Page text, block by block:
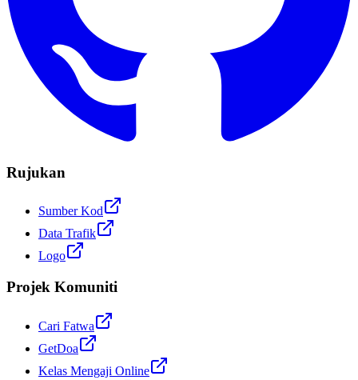
Rujukan
Sumber Kod
Data Trafik
Logo
Projek Komuniti
Cari Fatwa
GetDoa
Kelas Mengaji Online